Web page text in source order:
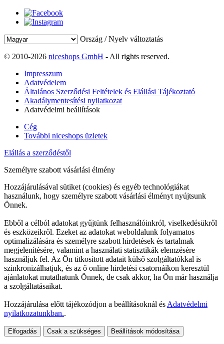
Ország / Nyelv változtatás
© 2010-2026 niceshops GmbH - All rights reserved.
Impresszum
Adatvédelem
Általános Szerződési Feltételek és Elállási Tájékoztató
Akadálymentesítési nyilatkozat
Adatvédelmi beállítások
Cég
További niceshops üzletek
Elállás a szerződéstől
Személyre szabott vásárlási élmény
Hozzájárulásával sütiket (cookies) és egyéb technológiákat
használunk, hogy személyre szabott vásárlási élményt nyújtsunk
Önnek.
Ebből a célból adatokat gyűjtünk felhasználóinkról, viselkedésükről
és eszközeikről. Ezeket az adatokat weboldalunk folyamatos
optimalizálására és személyre szabott hirdetések és tartalmak
megjelenítésére, valamint a használati statisztikák elemzésére
használjuk fel. Az Ön titkosított adatait külső szolgáltatókkal is
szinkronizálhatjuk, és az ő online hirdetési csatornáikon keresztül
ajánlatokat mutathatunk Önnek, de csak akkor, ha Ön már használja
a szolgáltatásaikat.
Hozzájárulása előtt tájékozódjon a beállításoknál és Adatvédelmi
nyilatkozatunkban..
Elfogadás Csak a szükséges Beállítások módosítása